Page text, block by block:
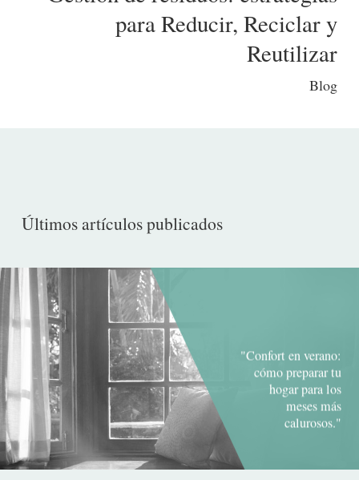
para Reducir, Reciclar y
Reutilizar
Blog
Últimos artículos publicados
"Confort en verano:
cómo preparar tu
hogar para los
meses más
calurosos."